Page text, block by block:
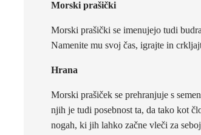
Morski prašički
Morski prašički se imenujejo tudi
Namenite mu svoj čas, igrajte in
Hrana
Morski prašiček se prehranjuje s
njih je tudi posebnost ta, da tako kot
nogah, ki jih lahko začne vleči za